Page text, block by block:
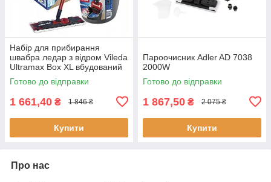
Набір для прибирання
швабра ледар з відром Vileda
Ultramax Box XL вбудований
автоматичним віджиманням
Готово до відправки
1 661,40 ₴ 1 846 ₴
Купити
Пароочисник Adler AD 7038
2000W
Готово до відправки
1 867,50 ₴ 2 075 ₴
Купити
Про нас